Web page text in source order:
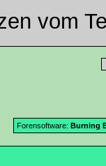
vom
Forensoftware: Burning